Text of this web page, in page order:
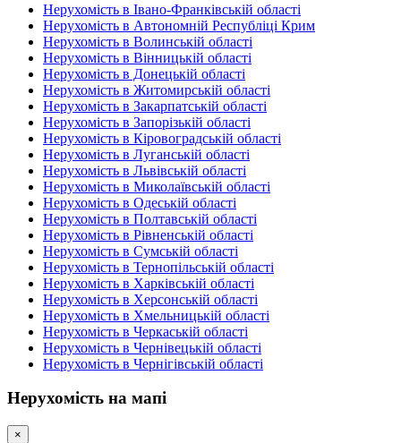
Нерухомість в Івано-Франківській області
Нерухомість в Автономній Республіці Крим
Нерухомість в Волинській області
Нерухомість в Вінницькій області
Нерухомість в Донецькій області
Нерухомість в Житомирській області
Нерухомість в Закарпатській області
Нерухомість в Запорізькій області
Нерухомість в Кіровоградській області
Нерухомість в Луганській області
Нерухомість в Львівській області
Нерухомість в Миколаївській області
Нерухомість в Одеській області
Нерухомість в Полтавській області
Нерухомість в Рівненській області
Нерухомість в Сумській області
Нерухомість в Тернопільській області
Нерухомість в Харківській області
Нерухомість в Херсонській області
Нерухомість в Хмельницькій області
Нерухомість в Черкаській області
Нерухомість в Чернівецькій області
Нерухомість в Чернігівській області
Нерухомість на мапі
×